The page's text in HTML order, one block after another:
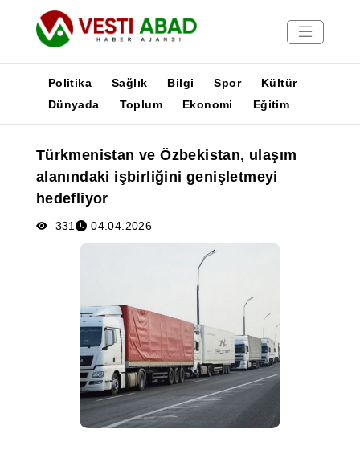
Yayınlar
Medya
Poster
Politika Sağlık Bilgi Spor
Kültür
Dünyada
Toplum Ekonomi Eğitim
Türkmenistan ve Özbekistan, ulaşım
alanındaki işbirliğini genişletmeyi
hedefliyor
331 04.04.2026